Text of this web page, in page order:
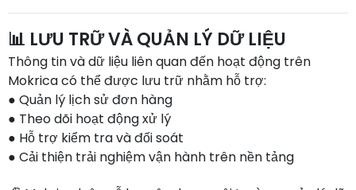
📊 LƯU TRỮ VÀ QUẢN LÝ DỮ LIỆU
Thông tin và dữ liệu liên quan đến hoạt động trên
Mokrica có thể được lưu trữ nhằm hỗ trợ:
● Quản lý lịch sử đơn hàng
● Theo dõi hoạt động xử lý
● Hỗ trợ kiểm tra và đối soát
● Cải thiện trải nghiệm vận hành trên nền tảng